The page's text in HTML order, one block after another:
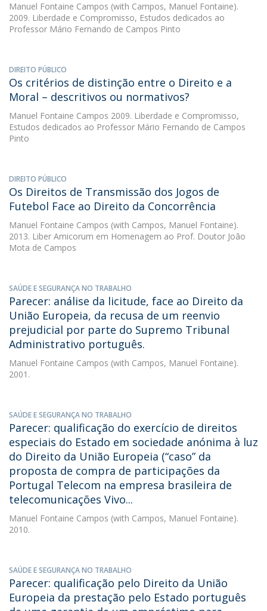
Manuel Fontaine Campos (with Campos, Manuel Fontaine).
2009. Liberdade e Compromisso, Estudos dedicados ao
Professor Mário Fernando de Campos Pinto
DIREITO PÚBLICO
Os critérios de distinção entre o Direito e a
Moral – descritivos ou normativos?
Manuel Fontaine Campos 2009. Liberdade e Compromisso,
Estudos dedicados ao Professor Mário Fernando de Campos
Pinto
DIREITO PÚBLICO
Os Direitos de Transmissão dos Jogos de
Futebol Face ao Direito da Concorrência
Manuel Fontaine Campos (with Campos, Manuel Fontaine).
2013. Liber Amicorum em Homenagem ao Prof. Doutor João
Mota de Campos
SAÚDE E SEGURANÇA NO TRABALHO
Parecer: análise da licitude, face ao Direito da
União Europeia, da recusa de um reenvio
prejudicial por parte do Supremo Tribunal
Administrativo português.
Manuel Fontaine Campos (with Campos, Manuel Fontaine).
2001.
SAÚDE E SEGURANÇA NO TRABALHO
Parecer: qualificação do exercício de direitos
especiais do Estado em sociedade anónima à luz
do Direito da União Europeia (“caso” da
proposta de compra de participações da
Portugal Telecom na empresa brasileira de
telecomunicações Vivo...
Manuel Fontaine Campos (with Campos, Manuel Fontaine).
2010.
SAÚDE E SEGURANÇA NO TRABALHO
Parecer: qualificação pelo Direito da União
Europeia da prestação pelo Estado português